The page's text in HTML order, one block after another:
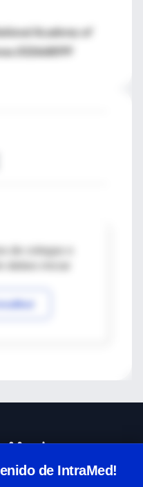
Academy of
de colegas o
de IntraMed!